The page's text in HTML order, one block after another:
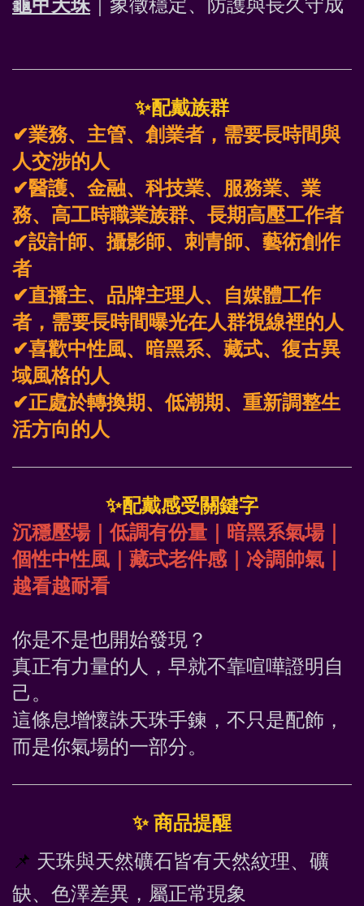
✨配戴族群
✔業務、主管、創業者，需要長時間與
人交涉的人
✔醫護、金融、科技業、服務業、業
務、高工時職業族群、長期高壓工作者
✔設計師、攝影師、刺青師、藝術創作
者
✔直播主、品牌主理人、自媒體工作
者，需要長時間曝光在人群視線裡的人
✔喜歡中性風、暗黑系、藏式、復古異
域風格的人
✔正處於轉換期、低潮期、重新調整生
活方向的人
✨配戴感受關鍵字
沉穩壓場｜低調有份量｜暗黑系氣場｜
個性中性風｜藏式老件感｜冷調帥氣｜
越看越耐看
你是不是也開始發現？
真正有力量的人，早就不靠喧嘩證明自
己。
這條息增懷誅天珠手鍊，不只是配飾，
而是你氣場的一部分。
✨ 商品提醒
📌 天珠與天然礦石皆有天然紋理、礦
缺、色澤差異，屬正常現象